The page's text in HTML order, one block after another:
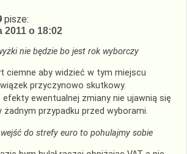
pisze:
2011 o 18:02
nie będzie bo jest rok wyborczy
ciemne aby widzieć w tym miejscu
przyczynowo skutkowy.
efekty ewentualnej zmiany nie ujawnią się
przypadku przed wyborami.
do strefy euro to pohulajmy sobie